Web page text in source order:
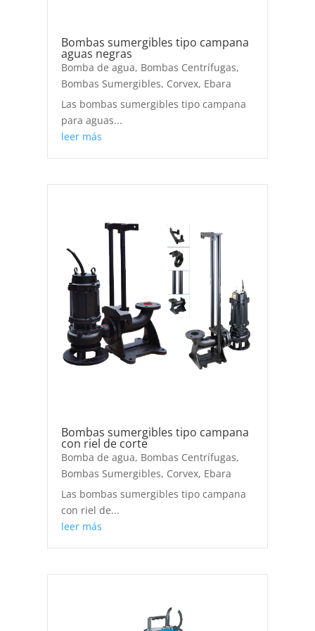
Bombas sumergibles tipo campana
aguas negras
Bomba de agua, Bombas Centrífugas,
Bombas Sumergibles, Corvex, Ebara
Las bombas sumergibles tipo campana
para aguas...
leer más
Bombas sumergibles tipo campana
con riel de corte
Bomba de agua, Bombas Centrífugas,
Bombas Sumergibles, Corvex, Ebara
Las bombas sumergibles tipo campana
con riel de...
leer más